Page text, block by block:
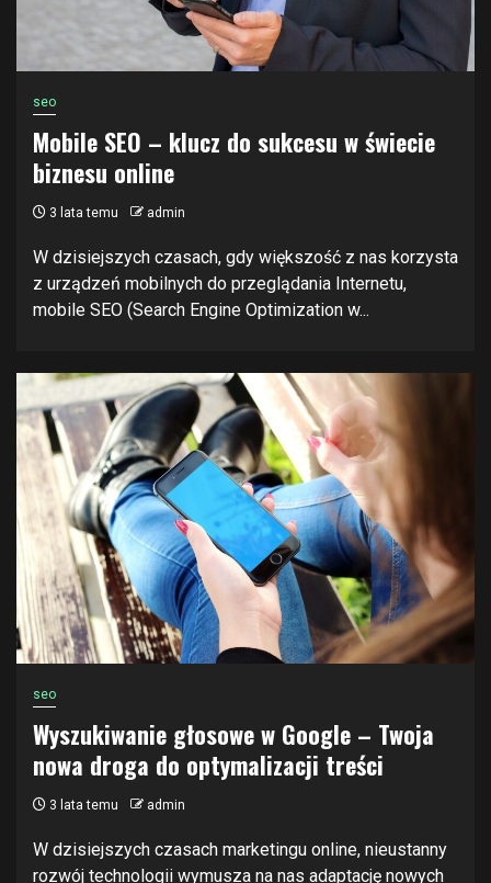
seo
Mobile SEO – klucz do sukcesu w świecie
biznesu online
3 lata temu admin
W dzisiejszych czasach, gdy większość z nas korzysta
z urządzeń mobilnych do przeglądania Internetu,
mobile SEO (Search Engine Optimization w...
seo
Wyszukiwanie głosowe w Google – Twoja
nowa droga do optymalizacji treści
3 lata temu admin
W dzisiejszych czasach marketingu online, nieustanny
rozwój technologii wymusza na nas adaptację nowych